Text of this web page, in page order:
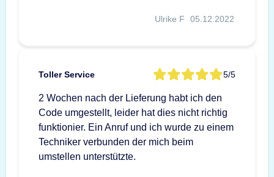
Ulrike F 05.12.2022
Toller Service 5/5
2 Wochen nach der Lieferung habt ich den
Code umgestellt, leider hat dies nicht richtig
funktionier. Ein Anruf und ich wurde zu einem
Techniker verbunden der mich beim
umstellen unterstützte.